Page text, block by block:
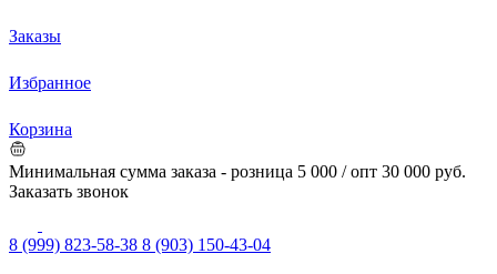
Заказы
Избранное
Корзина
Минимальная сумма заказа - розница 5 000 / опт 30 000 руб.
Заказать звонок
8 (999) 823-58-38 8 (903) 150-43-04